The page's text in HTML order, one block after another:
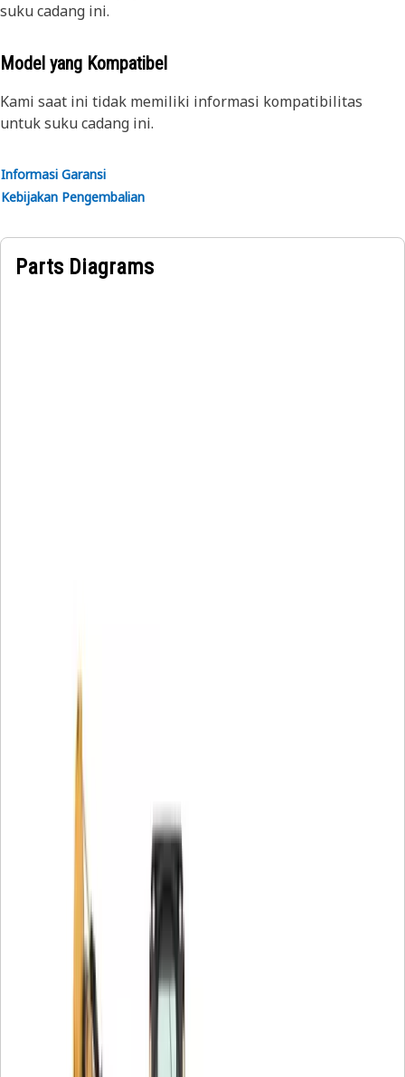
suku cadang ini.
Model yang Kompatibel
Kami saat ini tidak memiliki informasi kompatibilitas
untuk suku cadang ini.
Informasi Garansi
Kebijakan Pengembalian
Parts Diagrams